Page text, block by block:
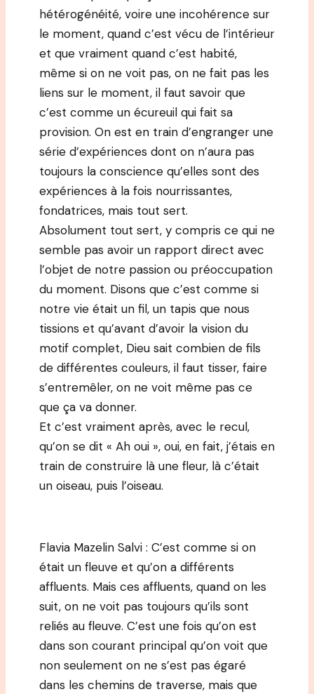
hétérogénéité, voire une incohérence sur
le moment, quand c’est vécu de l’intérieur
et que vraiment quand c’est habité,
même si on ne voit pas, on ne fait pas les
liens sur le moment, il faut savoir que
c’est comme un écureuil qui fait sa
provision. On est en train d’engranger une
série d’expériences dont on n’aura pas
toujours la conscience qu’elles sont des
expériences à la fois nourrissantes,
fondatrices, mais tout sert.
Absolument tout sert, y compris ce qui ne
semble pas avoir un rapport direct avec
l’objet de notre passion ou préoccupation
du moment. Disons que c’est comme si
notre vie était un fil, un tapis que nous
tissions et qu’avant d’avoir la vision du
motif complet, Dieu sait combien de fils
de différentes couleurs, il faut tisser, faire
s’entremêler, on ne voit même pas ce
que ça va donner.
Et c’est vraiment après, avec le recul,
qu’on se dit « Ah oui », oui, en fait, j’étais en
train de construire là une fleur, là c’était
un oiseau, puis l’oiseau.
Flavia Mazelin Salvi : C’est comme si on
était un fleuve et qu’on a différents
affluents. Mais ces affluents, quand on les
suit, on ne voit pas toujours qu’ils sont
reliés au fleuve. C’est une fois qu’on est
dans son courant principal qu’on voit que
non seulement on ne s’est pas égaré
dans les chemins de traverse, mais que